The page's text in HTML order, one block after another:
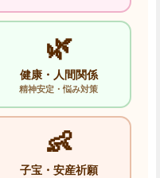
🌿
健康・人間関係
精神安定・悩み対策
👶
子宝・安産祈願